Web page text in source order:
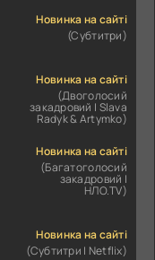
Новинка на сайті
(Субтитри)
Новинка на сайті
(Двоголосий
закадровий | Slava
Radyk & Artymko)
Новинка на сайті
(Багатоголосий
закадровий |
НЛО.TV)
Новинка на сайті
(Субтитри | Netflix)